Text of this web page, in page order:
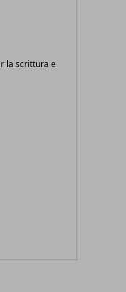
la scrittura e